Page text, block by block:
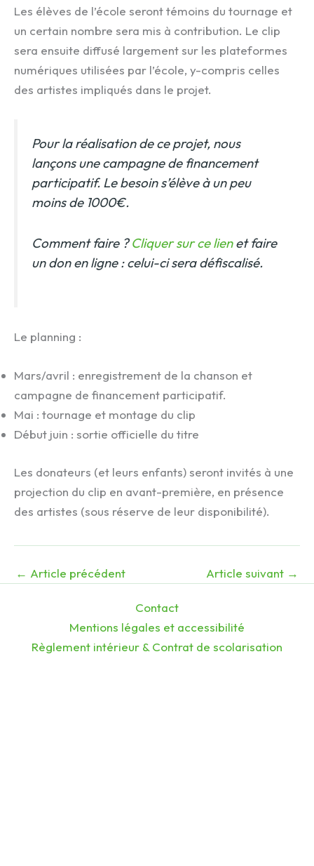
Les élèves de l’école seront témoins du tournage et
un certain nombre sera mis à contribution. Le clip
sera ensuite diffusé largement sur les plateformes
numériques utilisées par l’école, y-compris celles
des artistes impliqués dans le projet.
Pour la réalisation de ce projet, nous
lançons une campagne de financement
participatif. Le besoin s’élève à un peu
moins de 1000€.
Comment faire ?Cliquer sur ce lienet faire
un don en ligne : celui-ci sera défiscalisé.
Le planning :
Mars/avril : enregistrement de la chanson et
campagne de financement participatif.
Mai : tournage et montage du clip
Début juin : sortie officielle du titre
Les donateurs (et leurs enfants) seront invités à une
projection du clip en avant-première, en présence
des artistes (sous réserve de leur disponibilité).
← Article précédent Article suivant →
Contact
Mentions légales et accessibilité
Règlement intérieur & Contrat de scolarisation